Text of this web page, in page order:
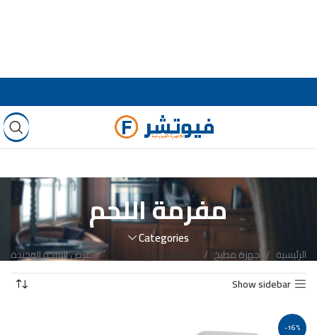
مفرمة اللحم
Categories
الرئيسية أجهزة مطبخ مفرمة اللحم
عرض النتيجة الوحيدة
Show sidebar
-16%